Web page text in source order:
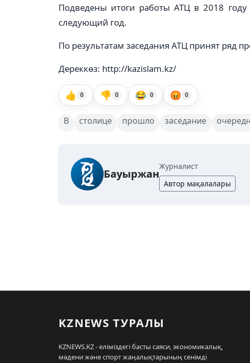
Подведены итоги работы АТЦ в 2018
следующий год.
По результатам заседания АТЦ принят ряд
Дереккөз: http://kazislam.kz/
👍 0 👎 0 😂 0 😡 0
В столице прошло заседание
Бауыржан
Журналист
Автор мақалалары
KZNEWS ТУРАЛЫ
KZNEWS.KZ - еліміздегі басты саяси, экономикалық,
мәдени және спорт жаңалықтарының сенімді